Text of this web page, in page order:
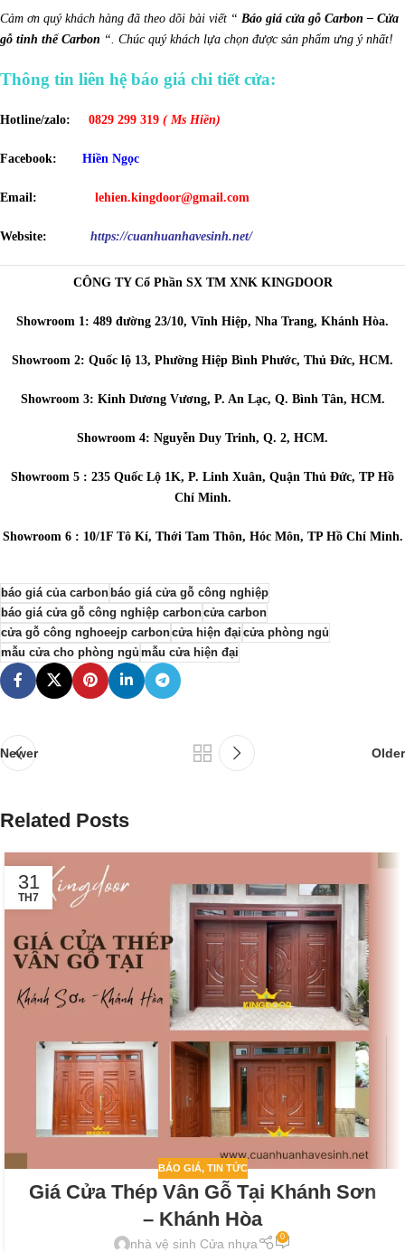
Cảm ơn quý khách hàng đã theo dõi bài viết “ Báo giá cửa gỗ Carbon – Cửa
gỗ tinh thể Carbon “. Chúc quý khách lựa chọn được sản phẩm ưng ý nhất!
Thông tin liên hệ báo giá chi tiết cửa:
Hotline/zalo: 0829 299 319 ( Ms Hiền)
Facebook: Hiền Ngọc
Email: lehien.kingdoor@gmail.com
Website: https://cuanhuanhavesinh.net/
CÔNG TY Cổ Phần SX TM XNK KINGDOOR
Showroom 1: 489 đường 23/10, Vĩnh Hiệp, Nha Trang, Khánh Hòa.
Showroom 2: Quốc lộ 13, Phường Hiệp Bình Phước, Thủ Đức, HCM.
Showroom 3: Kinh Dương Vương, P. An Lạc, Q. Bình Tân, HCM.
Showroom 4: Nguyễn Duy Trinh, Q. 2, HCM.
Showroom 5 : 235 Quốc Lộ 1K, P. Linh Xuân, Quận Thủ Đức, TP Hồ
Chí Minh.
Showroom 6 : 10/1F Tô Kí, Thới Tam Thôn, Hóc Môn, TP Hồ Chí Minh.
báo giá của carbonbáo giá cửa gỗ công nghiệp
báo giá cửa gỗ công nghiệp carboncửa carbon
cửa gỗ công nghoeejp carboncửa hiện đại cửa phòng ngủ
mẫu cửa cho phòng ngủ mẫu cửa hiện đại
Newer Older
Related Posts
31
TH7
BÁO GIÁ, TIN TỨC
Giá Cửa Thép Vân Gỗ Tại Khánh Sơn
– Khánh Hòa
nhà vệ sinh Cửa nhựa 0